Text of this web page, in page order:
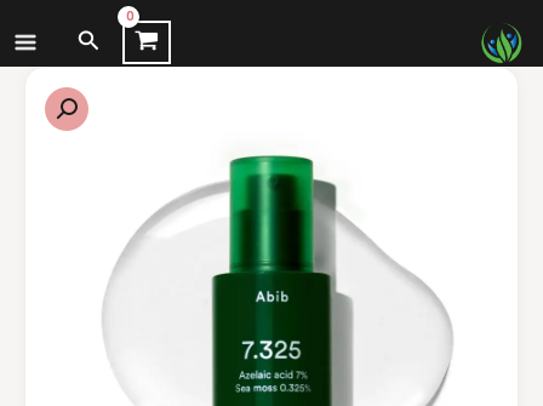
انتقل
إلى
المحتوى
البحث